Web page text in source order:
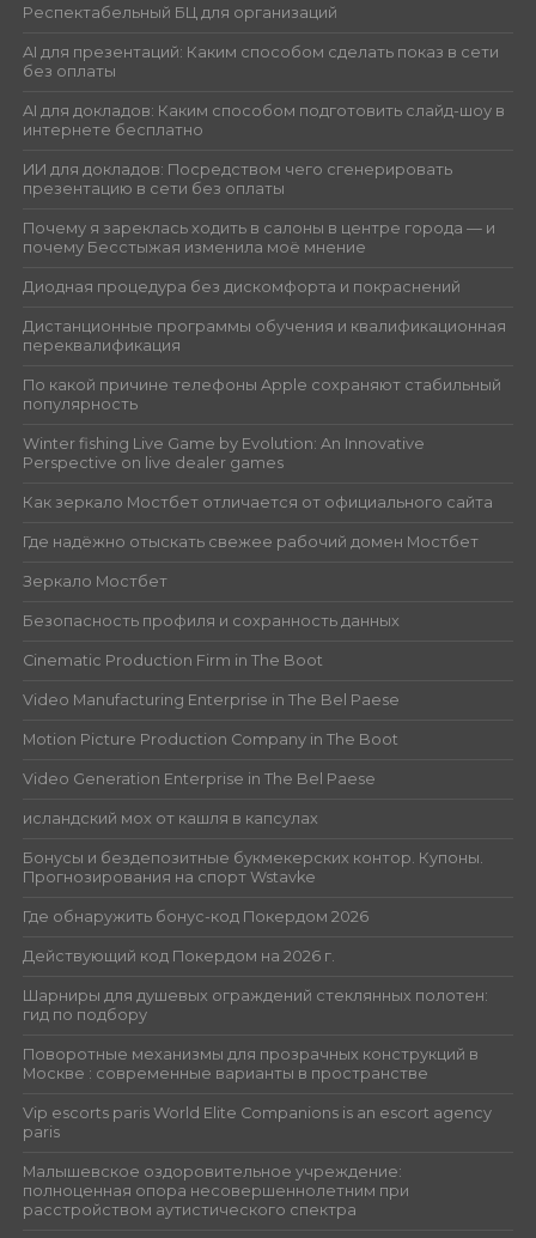
Респектабельный БЦ для организаций
AI для презентаций: Каким способом сделать показ в сети
без оплаты
AI для докладов: Каким способом подготовить слайд-шоу в
интернете бесплатно
ИИ для докладов: Посредством чего сгенерировать
презентацию в сети без оплаты
Почему я зареклась ходить в салоны в центре города — и
почему Бесстыжая изменила моё мнение
Диодная процедура без дискомфорта и покраснений
Дистанционные программы обучения и квалификационная
переквалификация
По какой причине телефоны Apple сохраняют стабильный
популярность
Winter fishing Live Game by Evolution: An Innovative
Perspective on live dealer games
Как зеркало Мостбет отличается от официального сайта
Где надёжно отыскать свежее рабочий домен Мостбет
Зеркало Мостбет
Безопасность профиля и сохранность данных
Cinematic Production Firm in The Boot
Video Manufacturing Enterprise in The Bel Paese
Motion Picture Production Company in The Boot
Video Generation Enterprise in The Bel Paese
исландский мох от кашля в капсулах
Бонусы и бездепозитные букмекерских контор. Купоны.
Прогнозирования на спорт Wstavke
Где обнаружить бонус-код Покердом 2026
Действующий код Покердом на 2026 г.
Шарниры для душевых ограждений стеклянных полотен:
гид по подбору
Поворотные механизмы для прозрачных конструкций в
Москве : современные варианты в пространстве
Vip escorts paris World Elite Companions is an escort agency
paris
Малышевское оздоровительное учреждение:
полноценная опора несовершеннолетним при
расстройством аутистического спектра